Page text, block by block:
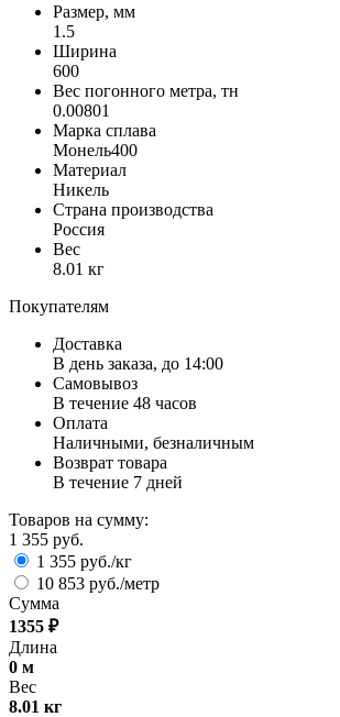
Размер, мм
1.5
Ширина
600
Вес погонного метра, тн
0.00801
Марка сплава
Монель400
Материал
Никель
Страна производства
Россия
Вес
8.01 кг
Покупателям
Доставка
В день заказа, до 14:00
Самовывоз
В течение 48 часов
Оплата
Наличными, безналичным
Возврат товара
В течение 7 дней
Товаров на сумму:
1 355 руб.
1 355 руб./кг
10 853 руб./метр
Сумма
1355 ₽
Длина
0 м
Вес
8.01 кг